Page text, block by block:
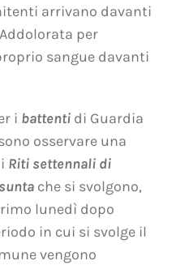
arrivano davanti
per
sangue davanti
i battentidi Guardia
osservare una
Riti settennali di
che si svolgono,
lunedì dopo
in cui si svolge il
vengono